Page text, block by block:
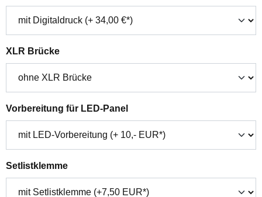
XLR Brückeauswählen
Vorbereitung für LED-Panelauswählen
Setlistklemmeauswählen